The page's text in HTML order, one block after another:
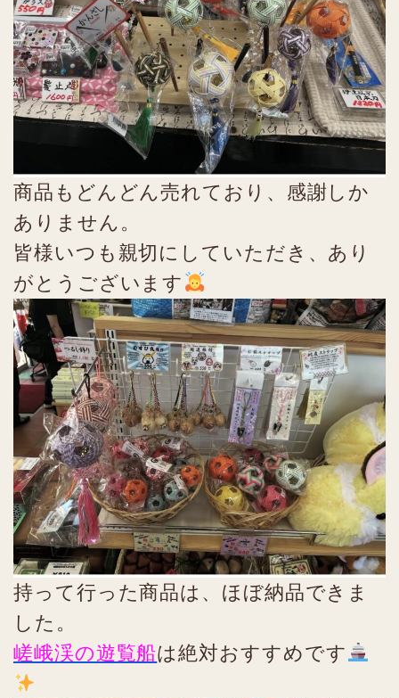
商品もどんどん売れており、感謝しか
ありません。
皆様いつも親切にしていただき、あり
がとうございます
持って行った商品は、ほぼ納品できま
した。
嵯峨渓の遊覧船は絶対おすすめです